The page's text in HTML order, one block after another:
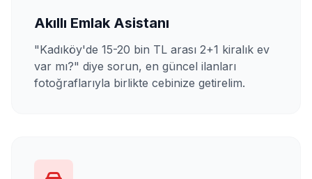
Akıllı Emlak Asistanı
"Kadıköy'de 15-20 bin TL arası 2+1 kiralık ev
var mı?" diye sorun, en güncel ilanları
fotoğraflarıyla birlikte cebinize getirelim.